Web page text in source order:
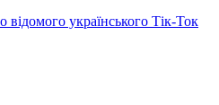
українського Тік-Ток